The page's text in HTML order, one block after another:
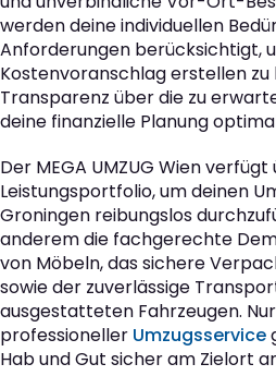
werden deine individuellen
Anforderungen berücksichtigt,
Kostenvoranschlag erstellen zu
Transparenz über die zu
deine finanzielle Planung
Der MEGA UMZUG Wien
Leistungsportfolio, um deinen
Groningen reibungslos
anderem die fachgerechte
von Möbeln, das sichere
sowie der zuverlässige
ausgestatteten Fahrzeugen.
professioneller Umzugsservice
Hab und Gut sicher am Zielort